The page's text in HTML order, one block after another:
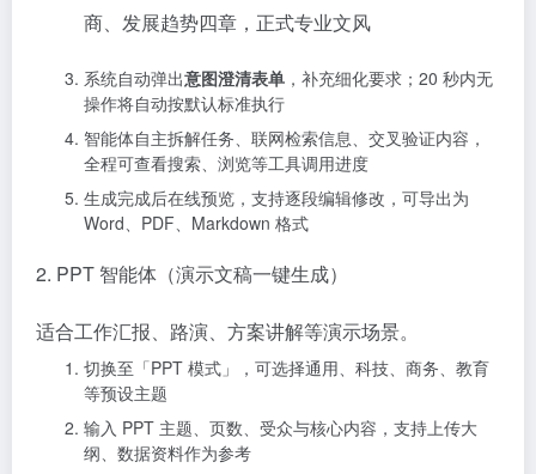
商、发展趋势四章，正式专业文风
系统自动弹出意图澄清表单 ，补充细化要求；20 秒内无
操作将自动按默认标准执行
智能体自主拆解任务、联网检索信息、交叉验证内容，
全程可查看搜索、浏览等工具调用进度
生成完成后在线预览，支持逐段编辑修改，可导出为
Word、PDF、Markdown 格式
2. PPT 智能体（演示文稿一键生成）
适合工作汇报、路演、方案讲解等演示场景。
切换至「PPT 模式」，可选择通用、科技、商务、教育
等预设主题
输入 PPT 主题、页数、受众与核心内容，支持上传大
纲、数据资料作为参考